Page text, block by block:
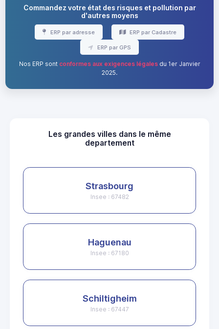
Commandez votre état des risques et pollution par
d'autres moyens
ERP par adresse ERP par Cadastre
ERP par GPS
Nos ERP sont conformes aux exigences légalesdu 1er Janvier
2025.
Les grandes villes dans le même
departement
Strasbourg
Insee : 67482
Haguenau
Insee : 67180
Schiltigheim
Insee : 67447